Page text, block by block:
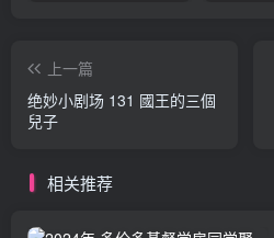
上一篇
绝妙小剧场 131 國王的三個
兒子
相关推荐